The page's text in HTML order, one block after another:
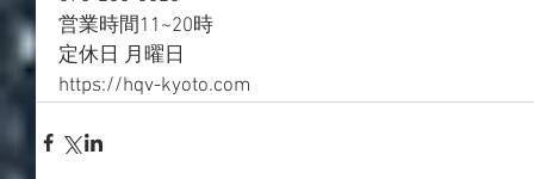
営業時間11~20時
定休日 月曜日
https://hqv-kyoto.com